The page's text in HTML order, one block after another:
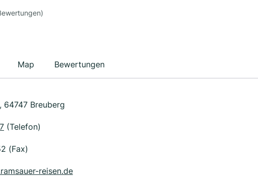
Map Bewertungen
64747 Breuberg
(Telefon)
(Fax)
reisen.de